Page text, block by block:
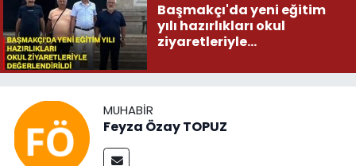
Başmakçı'da yeni eğitim
yılı hazırlıkları okul
ziyaretleriyle
MUHABIR
Feyza Özay TOPUZ